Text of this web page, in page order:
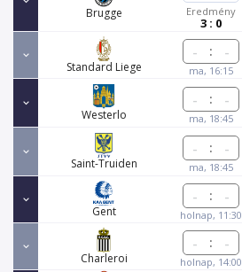
Brugge Eredmény
3 : 0
Standard Liege
:
ma, 16:15
Westerlo
:
ma, 18:45
Saint-Truiden
:
ma, 18:45
Gent
:
holnap, 11:30
Charleroi
:
holnap, 14:00